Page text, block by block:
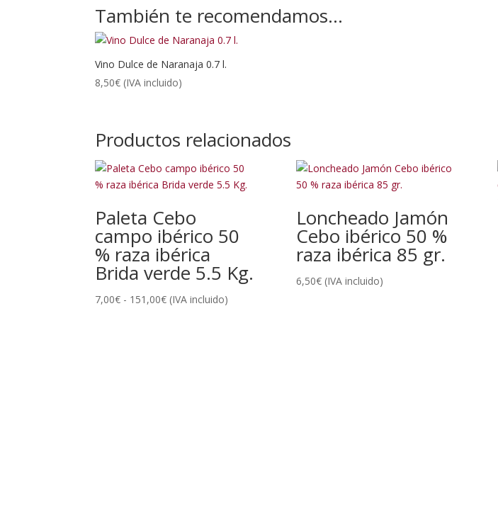
También te recomendamos…
Vino Dulce de Naranaja 0.7 l.
8,50€ (IVA incluido)
Productos relacionados
Paleta Cebo
campo ibérico 50
% raza ibérica
Brida verde 5.5 Kg.
7,00€ - 151,00€Rango
(IVA incluido)
Loncheado Jamón
Cebo ibérico 50 %
raza ibérica 85 gr.
6,50€ (IVA incluido)